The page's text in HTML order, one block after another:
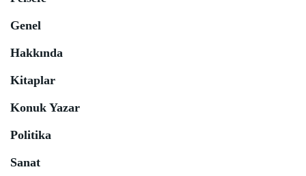
Genel
Hakkında
Kitaplar
Konuk Yazar
Politika
Sanat